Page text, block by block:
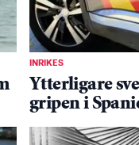
INRIKES
Ytterligare
gripen i